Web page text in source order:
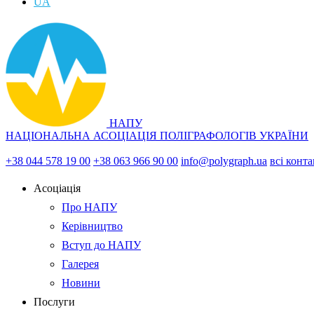
НАПУ
НАЦІОНАЛЬНА АСОЦІАЦІЯ ПОЛІГРАФОЛОГІВ УКРАЇНИ
+38 044 578 19 00 +38 063 966 90 00 info@polygraph.ua всі
Асоціація
Про НАПУ
Керівництво
Вступ до НАПУ
Галерея
Новини
Послуги